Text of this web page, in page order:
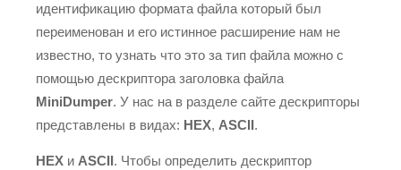
идентификацию формата файла который был
переименован и его истинное расширение нам не
известно, то узнать что это за тип файла можно с
помощью дескриптора заголовка файла
MiniDumper. У нас на в разделе сайте дескрипторы
представлены в видах: HEX, ASCII.
HEX и ASCII. Чтобы определить дескриптор